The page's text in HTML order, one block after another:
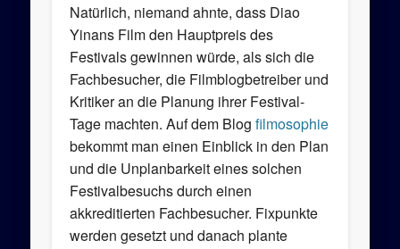
Natürlich, niemand ahnte, dass Diao
Yinans Film den Hauptpreis des
Festivals gewinnen würde, als sich die
Fachbesucher, die Filmblogbetreiber und
Kritiker an die Planung ihrer Festival-
Tage machten. Auf dem Blogfilmosophie
bekommt man einen Einblick in den Plan
und die Unplanbarkeit eines solchen
Festivalbesuchs durch einen
akkreditierten Fachbesucher. Fixpunkte
werden gesetzt und danach plante